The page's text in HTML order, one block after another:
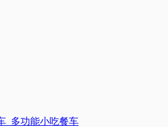
_多功能小吃餐车